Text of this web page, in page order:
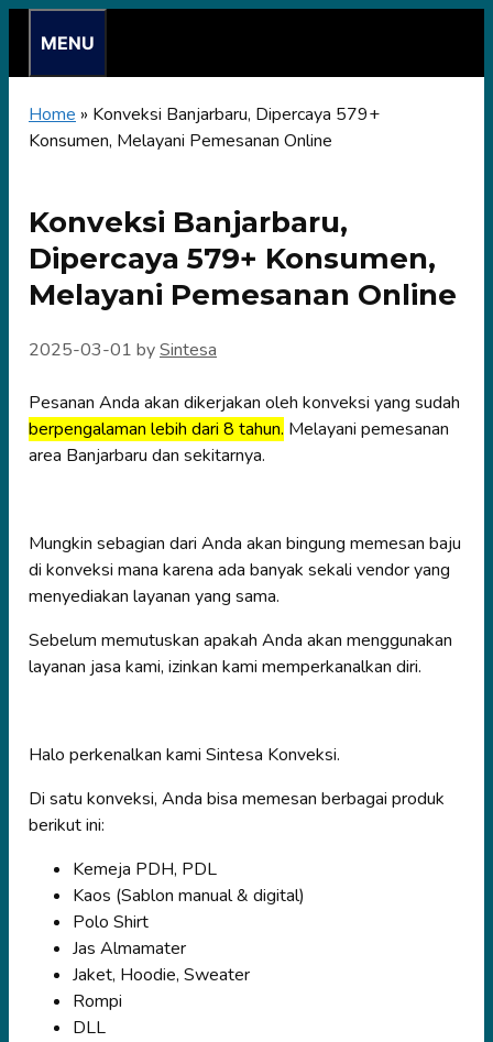
content
MENU
Home » Konveksi Banjarbaru, Dipercaya 579+
Konsumen, Melayani Pemesanan Online
Konveksi Banjarbaru,
Dipercaya 579+ Konsumen,
Melayani Pemesanan Online
2025-03-01 bySintesa
Pesanan Anda akan dikerjakan oleh konveksi yang sudah
berpengalaman lebih dari 8 tahun. Melayani pemesanan
area Banjarbaru dan sekitarnya.
Mungkin sebagian dari Anda akan bingung memesan baju
di konveksi mana karena ada banyak sekali vendor yang
menyediakan layanan yang sama.
Sebelum memutuskan apakah Anda akan menggunakan
layanan jasa kami, izinkan kami memperkanalkan diri.
Halo perkenalkan kami Sintesa Konveksi.
Di satu konveksi, Anda bisa memesan berbagai produk
berikut ini:
Kemeja PDH, PDL
Kaos (Sablon manual & digital)
Polo Shirt
Jas Almamater
Jaket, Hoodie, Sweater
Rompi
DLL